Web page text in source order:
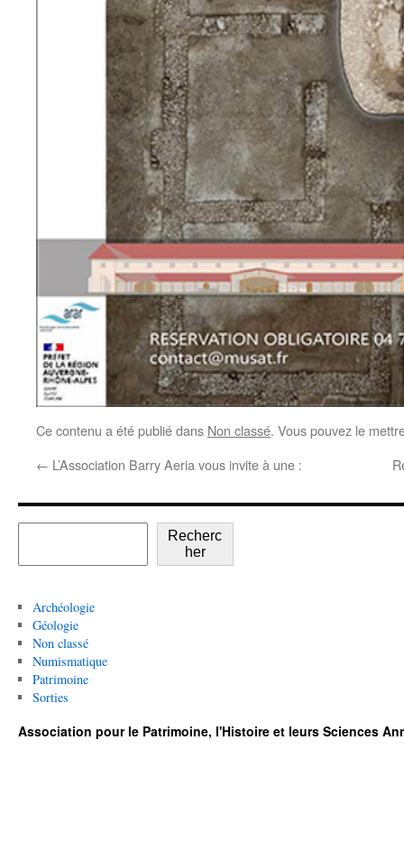
Ce contenu a été publié dans Non classé. Vous pouvez le
← L’Association Barry Aeria vous invite à une :
Recherc
her
Archéologie
Géologie
Non classé
Numismatique
Patrimoine
Sorties
Association pour le Patrimoine, l'Histoire et leurs Sciences